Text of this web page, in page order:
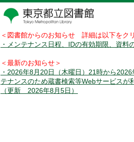
＜図書館からのお知らせ 詳細は以下をク
・メンテナンス日程、IDの有効期限、資
＜最新のお知らせ＞
・2026年8月20日（木曜日）21時から
テナンスのため蔵書検索等Webサービスが
（更新 2026年8月5日）